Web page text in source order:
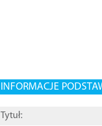
INFORMACJE
Tytuł: